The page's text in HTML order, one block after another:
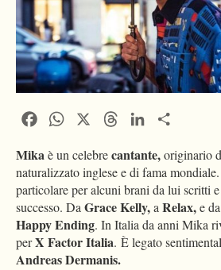
FacebookWhatsApp ThreadsLinkedIn
Mikaè un celebrecantante,originario
naturalizzato inglese e di fama
particolare per alcuni brani da lui scritti
successo. DaGrace Kelly,aRelax,e da
Happy Ending. In Italia da anni Mika
perX Factor Italia. È legato
Andreas Dermanis.